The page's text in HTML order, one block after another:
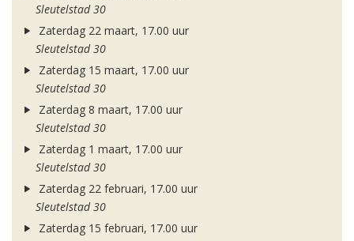
Sleutelstad 30
Zaterdag 22 maart, 17.00 uur
Sleutelstad 30
Zaterdag 15 maart, 17.00 uur
Sleutelstad 30
Zaterdag 8 maart, 17.00 uur
Sleutelstad 30
Zaterdag 1 maart, 17.00 uur
Sleutelstad 30
Zaterdag 22 februari, 17.00 uur
Sleutelstad 30
Zaterdag 15 februari, 17.00 uur